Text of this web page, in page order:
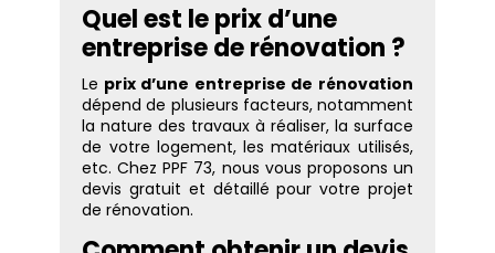
Quel est le prix d’une
entreprise de rénovation ?
Le prix d’une entreprise de rénovation
dépend de plusieurs facteurs, notamment
la nature des travaux à réaliser, la surface
de votre logement, les matériaux utilisés,
etc. Chez PPF 73, nous vous proposons un
devis gratuit et détaillé pour votre projet
de rénovation.